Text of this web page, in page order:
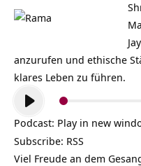
anzurufen und ethische
klares Leben zu führen.
Audio-
Player
Podcast: Play in new
Subscribe: RSS
Viel Freude an dem